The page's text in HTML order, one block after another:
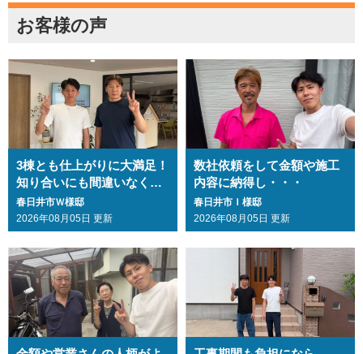
お客様の声
3棟とも仕上がりに大満足！
知り合いにも間違いなくお
勧めします・・・
春日井市Ｗ様邸
2026年08月05日 更新
数社依頼をして金額や施工
内容に納得し・・・
春日井市Ｉ様邸
2026年08月05日 更新